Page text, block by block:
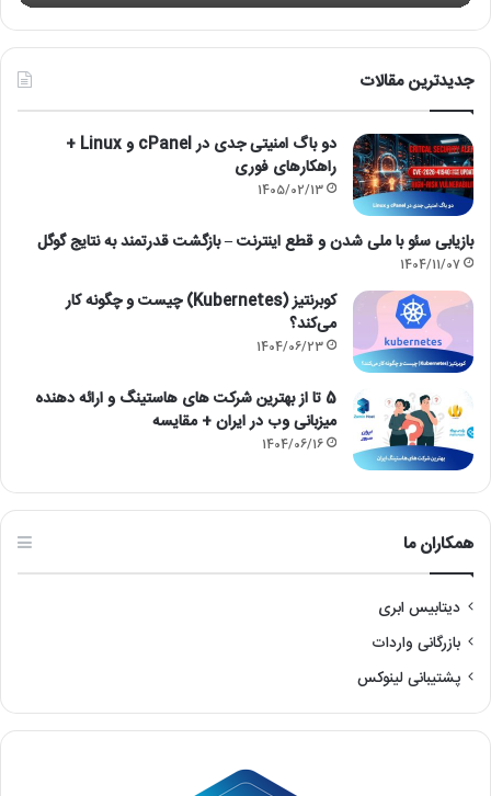
جدیدترین مقالات
دو باگ امنیتی جدی در cPanel و Linux +
راهکارهای فوری
1405/02/13
بازیابی سئو با ملی شدن و قطع اینترنت – بازگشت قدرتمند به نتایج گوگل
1404/11/07
کوبرنتیز (Kubernetes) چیست و چگونه کار
می‌کند؟
1404/06/23
5 تا از بهترین شرکت های هاستینگ و ارائه دهنده
میزبانی وب در ایران + مقایسه
1404/06/16
همکاران ما
دیتابیس ابری
بازرگانی واردات
پشتیبانی لینوکس